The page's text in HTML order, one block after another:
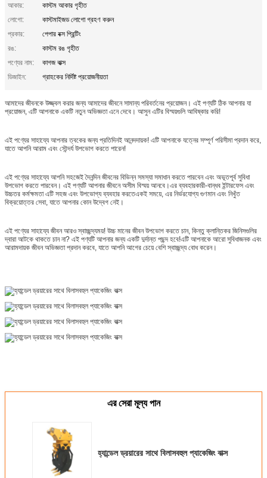
আকার:
কাস্টম আকার গৃহীত
লোগো:
কাস্টমাইজড লোগো গ্রহণ করুন
প্রকার:
পেপার বক্স প্রিন্টিং
রঙ:
কাস্টম রঙ গৃহীত
পণ্যের নাম:
কাগজ বাক্স
ডিজাইন:
গ্রাহকের নির্দিষ্ট প্রয়োজনীয়তা
আমাদের জীবনকে উজ্জ্বল করার জন্য আমাদের জীবনে সামান্য পরিবর্তনের প্রয়োজন। এই পণ্যটি ঠিক আপনার যা
প্রয়োজন, এটি আপনাকে একটি নতুন অভিজ্ঞতা এনে দেবে। আসুন এটির বিস্ময়গুলি আবিষ্কার করি!
এই পণ্যের সাহায্যে আপনার ত্বকের জন্য প্রতিদিনই আনন্দদায়ক! এটি আপনাকে যত্নের সম্পূর্ণ পরিসীমা প্রদান করে,
যাতে আপনি আরাম এবং সৌন্দর্য উপভোগ করতে পারেন!
এই পণ্যের সাহায্যে আপনি সহজেই দৈনন্দিন জীবনের বিভিন্ন সমস্যা সমাধান করতে পারবেন এবং অভূতপূর্ব সুবিধা
উপভোগ করতে পারবেন। এই পণ্যটি আপনার জীবনে অসীম বিস্ময় আনবে।এর ব্যবহারকারী-বান্ধব ইন্টারফেস এবং
উচ্চতর কর্মক্ষমতা এটি সহজ এবং উপভোগ্য ব্যবহার করতেএকই সময়ে, এর নির্ভরযোগ্য গুণমান এবং নিখুঁত
বিক্রয়োত্তর সেবা, যাতে আপনার কোন উদ্বেগ নেই।
এই পণ্যের সাহায্যে জীবন আরও স্বাচ্ছন্দ্যময়! উচ্চ মানের জীবন উপভোগ করতে চান, কিন্তু ক্লান্তিকর জিনিসগুলির
দ্বারা আটকে থাকতে চান না? এই পণ্যটি আপনার জন্য একটি দুর্দান্ত পছন্দ হবে!এটি আপনাকে আরো সুবিধাজনক এবং
আরামদায়ক জীবন অভিজ্ঞতা প্রদান করবে, যাতে আপনি আগের চেয়ে বেশি স্বাচ্ছন্দ্য বোধ করেন।
এর সেরা মূল্য পান
হ্যান্ডেল ড্রয়ারের সাথে বিলাসবহুল প্যাকেজিং বাক্স